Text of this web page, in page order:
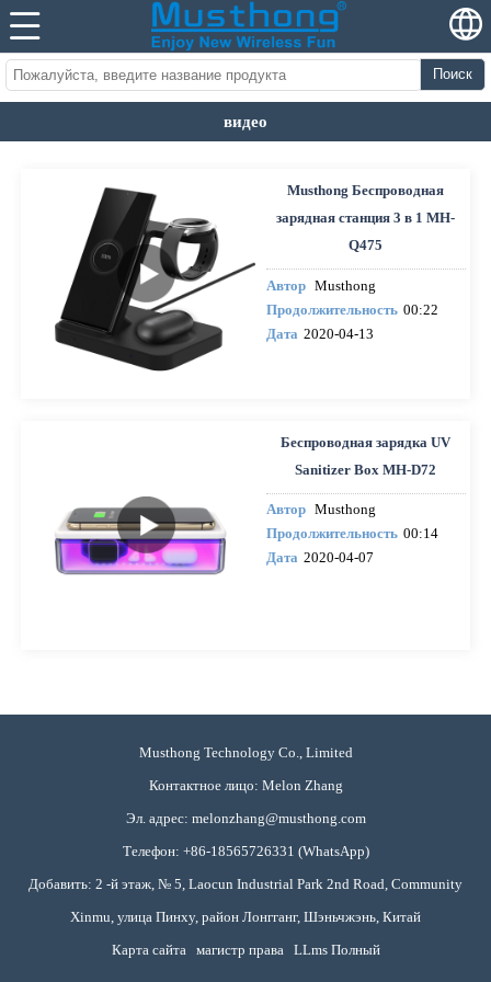
Поиск
видео
Musthong Беспроводная
зарядная станция 3 в 1 MH-
Q475
Автор Musthong
Продолжительность 00:22
Дата 2020-04-13
Беспроводная зарядка UV
Sanitizer Box MH-D72
Автор Musthong
Продолжительность 00:14
Дата 2020-04-07
Musthong Technology Co., Limited
Контактное лицо: Melon Zhang
Эл. адрес: melonzhang@musthong.com
Телефон: +86-18565726331 (WhatsApp)
Добавить: 2 -й этаж, № 5, Laocun Industrial Park 2nd Road, Community
Xinmu, улица Пинху, район Лонгганг, Шэньчжэнь, Китай
Карта сайта магистр права LLms Полный